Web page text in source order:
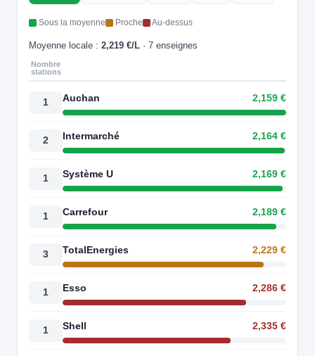
Sous la moyenne Proche Au-dessus
Moyenne locale : 2,219 €/L · 7 enseignes
Nombre
stations
1 Auchan 2,159 €
2 Intermarché 2,164 €
1 Système U 2,169 €
1 Carrefour 2,189 €
3 TotalEnergies 2,229 €
1 Esso 2,286 €
1 Shell 2,335 €